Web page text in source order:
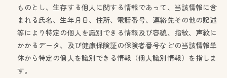
ものとし、生存する個人に関する情報であって、当該情報に含
まれる氏名、生年月日、住所、電話番号、連絡先その他の記述
等により特定の個人を識別できる情報及び容貌、指紋、声紋に
かかるデータ、及び健康保険証の保険者番号などの当該情報単
体から特定の個人を識別できる情報（個人識別情報）を指しま
す。